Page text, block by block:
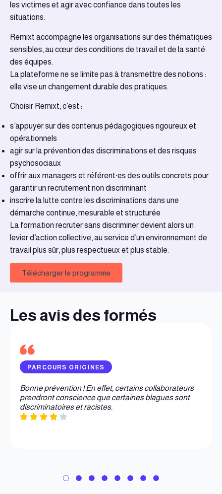
les victimes et agir avec confiance dans toutes les
situations.
Remixt accompagne les organisations sur des thématiques
sensibles, au cœur des conditions de travail et de la santé
des équipes.
La plateforme ne se limite pas à transmettre des notions :
elle vise un changement durable des pratiques.
Choisir Remixt, c’est :
s’appuyer sur des contenus pédagogiques rigoureux et
opérationnels
agir sur la prévention des discriminations et des risques
psychosociaux
offrir aux managers et référent·es des outils concrets pour
garantir un recrutement non discriminant
inscrire la lutte contre les discriminations dans une
démarche continue, mesurable et structurée
La formation recruter sans discriminer devient alors un
levier d’action collective, au service d’un environnement de
travail plus sûr, plus respectueux et plus stable.
Télécharger le programme
Les avis des formés
PARCOURS ORIGINES
Bonne prévention ! En effet, certains collaborateurs
prendront conscience que certaines blagues sont
discriminatoires et racistes.